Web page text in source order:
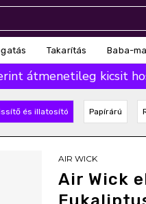
Takarítás Baba-
átmenetileg kicsit
és illatosító Papírárú
AIR WICK
Air Wick